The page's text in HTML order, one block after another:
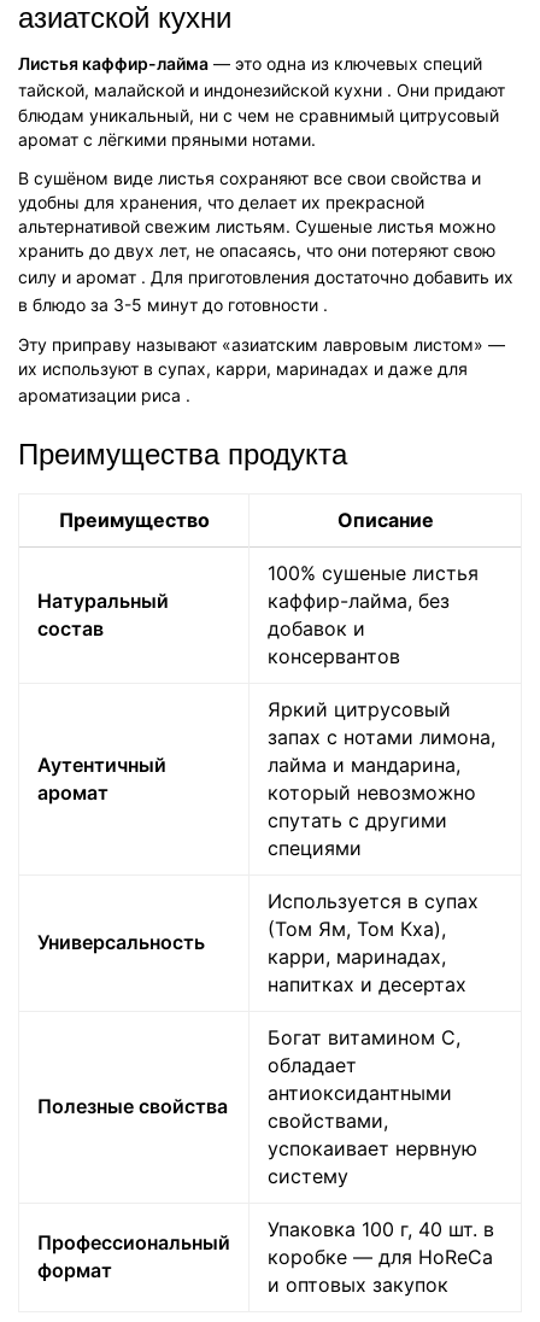
азиатской кухни
Листья каффир-лайма — это одна из ключевых специй
тайской, малайской и индонезийской кухни . Они придают
блюдам уникальный, ни с чем не сравнимый цитрусовый
аромат с лёгкими пряными нотами.
В сушёном виде листья сохраняют все свои свойства и
удобны для хранения, что делает их прекрасной
альтернативой свежим листьям. Сушеные листья можно
хранить до двух лет, не опасаясь, что они потеряют свою
силу и аромат . Для приготовления достаточно добавить их
в блюдо за 3-5 минут до готовности .
Эту приправу называют «азиатским лавровым листом» —
их используют в супах, карри, маринадах и даже для
ароматизации риса .
Преимущества продукта
Преимущество Описание
Натуральный
состав
100% сушеные листья
каффир-лайма, без
добавок и
консервантов
Аутентичный
аромат
Яркий цитрусовый
запах с нотами лимона,
лайма и мандарина,
который невозможно
спутать с другими
специями
Универсальность
Используется в супах
(Том Ям, Том Кха),
карри, маринадах,
напитках и десертах
Полезные свойства
Богат витамином С,
обладает
антиоксидантными
свойствами,
успокаивает нервную
систему
Профессиональный
формат
Упаковка 100 г, 40 шт. в
коробке — для HoReCa
и оптовых закупок